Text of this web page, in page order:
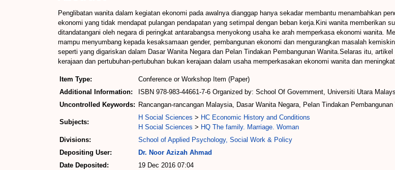
Penglibatan wanita dalam kegiatan ekonomi pada awalnya dianggap hanya sekadar membantu menambahkan
ekonomi yang tidak mendapat pulangan pendapatan yang setimpal dengan beban kerja.Kini wanita memberikan
ditandatangani oleh negara di peringkat antarabangsa menyokong usaha ke arah memperkasa ekonomi wanita.
mampu menyumbang kepada kesaksamaan gender, pembangunan ekonomi dan mengurangkan masalah
seperti yang digariskan dalam Dasar Wanita Negara dan Pelan Tindakan Pembangunan Wanita.Selaras itu,
kerajaan dan pertubuhan-pertubuhan bukan kerajaan dalam usaha memperkasakan ekonomi wanita dan
Item Type:
Conference or Workshop Item (Paper)
Additional Information:
ISBN 978-983-44661-7-6 Organized by: School Of Government, Universiti Utara
Uncontrolled Keywords: Rancangan-rancangan Malaysia, Dasar Wanita Negara, Pelan Tindakan
Subjects:
H Social Sciences > HC Economic History and Conditions
H Social Sciences > HQ The family. Marriage. Woman
Divisions:
School of Applied Psychology, Social Work & Policy
Depositing User:
Dr. Noor Azizah Ahmad
Date Deposited:
19 Dec 2016 07:04